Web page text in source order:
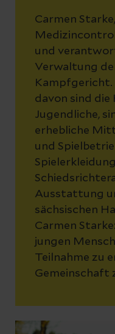
Carmen
und
Verwaltung
davon sind die
Jugendliche,
erhebliche
und
Ausstattung
sächsischen
Carmen
jungen
Teilnahme zu
Gemeinschaft